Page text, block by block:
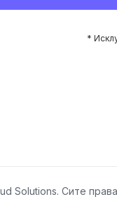
*
Solutions. Сите